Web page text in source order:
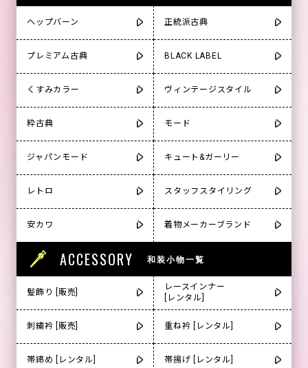
ヘップバーン 正統派古典
プレミアム古典 BLACK LABEL
くすみカラー ヴィンテージスタイル
粋古典 モード
ジャパンモード キュート&ガーリー
レトロ スタッフスタイリング
安カワ 着物メーカーブランド
ACCESSORY 和装小物一覧
髪飾り [販売]
レースインナー
[レンタル]
刺繍衿 [販売] 重ね衿 [レンタル]
帯締め [レンタル] 帯揚げ [レンタル]